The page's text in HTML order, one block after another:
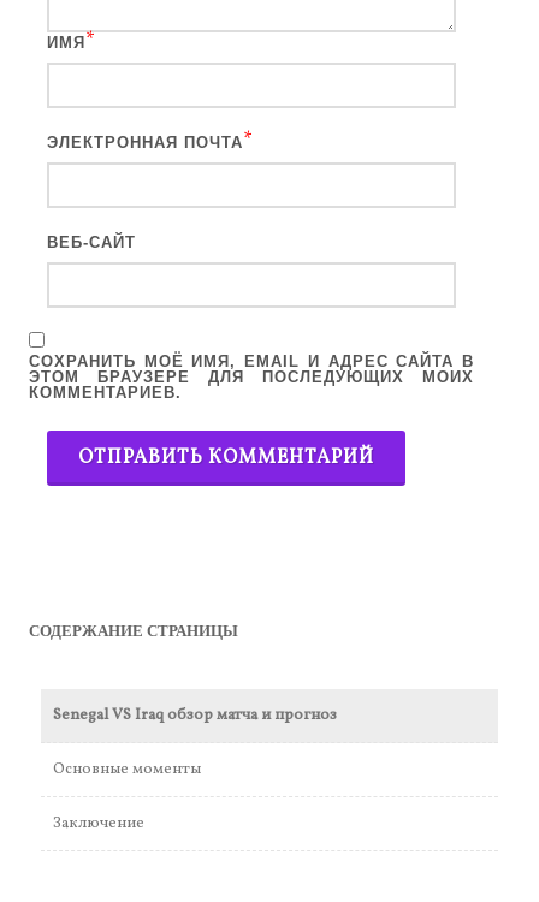
ИМЯ *
ЭЛЕКТРОННАЯ ПОЧТА*
ВЕБ-САЙТ
СОХРАНИТЬ МОЁ ИМЯ, EMAIL И АДРЕС САЙТА В
ЭТОМ БРАУЗЕРЕ ДЛЯ ПОСЛЕДУЮЩИХ МОИХ
КОММЕНТАРИЕВ.
СОДЕРЖАНИЕ СТРАНИЦЫ
Senegal VS Iraq обзор матча и прогноз
Основные моменты
Заключение